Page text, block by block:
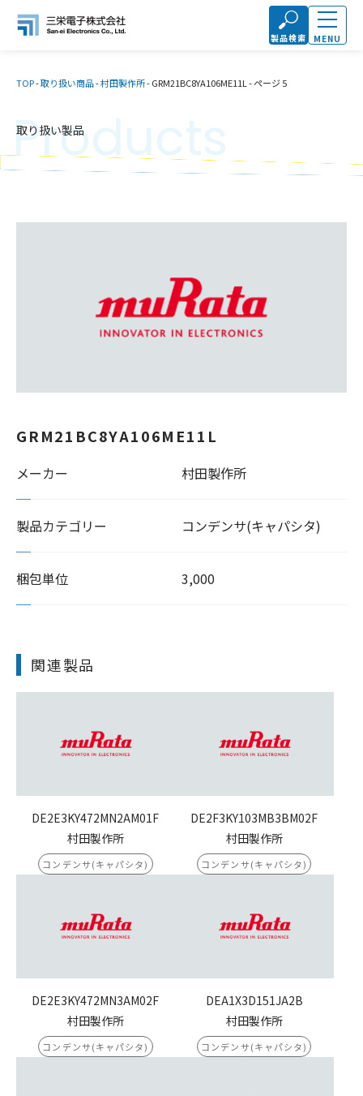
製品検索 MENU
TOP-取り扱い商品-村田製作所-GRM21BC8YA106ME11L -ページ 5
取り扱い製品
Products
GRM21BC8YA106ME11L
メーカー 村田製作所
製品カテゴリー コンデンサ(キャパシタ)
梱包単位 3,000
関連製品
DE2E3KY472MN2AM01F
村田製作所
コンデンサ(キャパシタ)
DE2F3KY103MB3BM02F
村田製作所
コンデンサ(キャパシタ)
DE2E3KY472MN3AM02F
村田製作所
コンデンサ(キャパシタ)
DEA1X3D151JA2B
村田製作所
コンデンサ(キャパシタ)